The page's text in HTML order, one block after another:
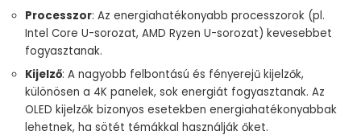
Processzor: Az energiahatékonyabb processzorok (pl.
Intel Core U-sorozat, AMD Ryzen U-sorozat) kevesebbet
fogyasztanak.
Kijelző: A nagyobb felbontású és fényerejű kijelzők,
különösen a 4K panelek, sok energiát fogyasztanak. Az
OLED kijelzők bizonyos esetekben energiahatékonyabbak
lehetnek, ha sötét témákkal használják őket.